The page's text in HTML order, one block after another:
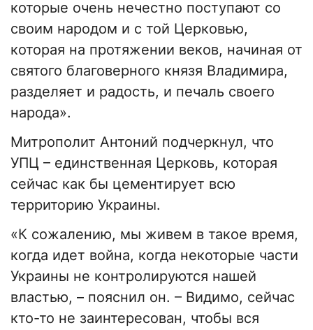
которые очень нечестно поступают со
своим народом и с той Церковью,
которая на протяжении веков, начиная от
святого благоверного князя Владимира,
разделяет и радость, и печаль своего
народа».
Митрополит Антоний подчеркнул, что
УПЦ – единственная Церковь, которая
сейчас как бы цементирует всю
территорию Украины.
«К сожалению, мы живем в такое время,
когда идет война, когда некоторые части
Украины не контролируются нашей
властью, – пояснил он. – Видимо, сейчас
кто-то не заинтересован, чтобы вся